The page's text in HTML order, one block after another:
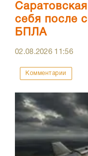
себя после
БПЛА
02.08.2026 11:56
Комментарии